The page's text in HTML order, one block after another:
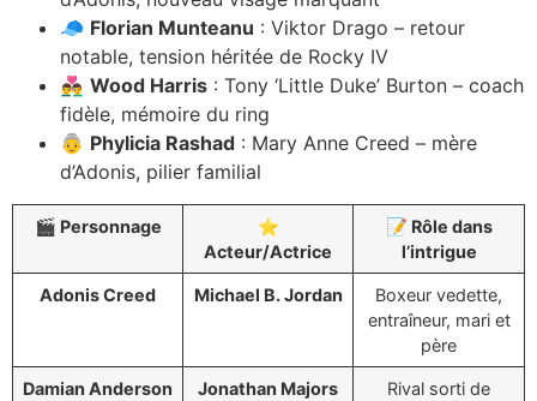
🧢 Florian Munteanu : Viktor Drago – retour
notable, tension héritée de Rocky IV
👨‍❤️‍👨 Wood Harris : Tony ‘Little Duke’ Burton – coach
fidèle, mémoire du ring
👵 Phylicia Rashad : Mary Anne Creed – mère
d’Adonis, pilier familial
🎬 Personnage
⭐
Acteur/Actrice
📝 Rôle dans
l’intrigue
Adonis Creed Michael B. Jordan
Boxeur vedette,
entraîneur, mari et
père
Damian Anderson Jonathan Majors
Rival sorti de